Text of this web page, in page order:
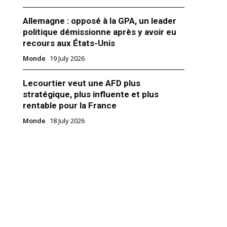
de rouvrir ses
diplomatiques et
Tripoli | L’intelligence de
annoncé, lundi, sa décision de
et son consulat à
Allemagne : opposé à la GPA, un leader
politique démissionne après y avoir eu
recours aux États-Unis
Monde 19 July 2026
Lecourtier veut une AFD plus
stratégique, plus influente et plus
rentable pour la France
Monde 18 July 2026